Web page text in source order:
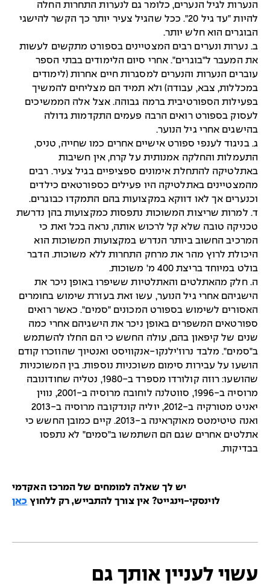
הנערות לגיל הנערים, כלומר גם לנערות התחרות החלה
להיות "עד גיל 20". ככל שהגיל צעיר יותר כך הקשר להישגי
הבוגרים הוא חלש יותר.
ב. נערות ונערים רבים המצטיינים בספורט מתקשים לעשות
את המעבר ל"בוגרים". אחרי סיום הלימודים בבתי הספר
עוברים הנערות והנערים למסגרות חיים אחרות (לימודים
במכללות, צבא, עבודה) ולא תמיד הם מצליחים להמשיך
בפעילות הספורטיבית ברמה גבוהה. אצל אלה הממשיכים
לעסוק בספורט רואים הרבה פעמים התקדמות גדולה
בהישגים אחרי גיל הנוער.
ג. בניגוד לענפי ספורט אישיים אחרים כמו שחייה, טניס,
התעמלות והחלקה אמנותית על קרח, אין חשיבות
באתלטיקה להתחלת אימונים ספציפיים בגיל צעיר. רבים
מהמצטיינים באתלטיקה היו פעילים כספורטאים כילדים
וכנערים אך לאו דווקא במקצועות בהם התמקדו כבוגרים.
ד. למרות שריצות המשוכות נתפסות כמקצועות בהן נדרשת
טכניקה טובה שלא קל לרכוש אותה, נראה בכל זאת כי
המרכיב החשוב ביותר הנדרש במקצועות המשוכות הוא
היכולת לרוץ מהר את מרחק התחרות ללא משוכות. הדבר
בולט במיוחד בריצת 400 מ' משוכות.
ה. חלק מהאתלטים והאתלטיות ששיפרו באופן ניכר את
הישגיהם אחרי גיל הנוער, עשו זאת בעזרת שימוש בחומרים
האסורים לשימוש בספורט המכונים "סמים". כאשר רואים
ספורטאים המשפרים באופן ניכר את הישגיהם אחרי כמה
שנים של קיפאון בהם, עולה החשש כי הם החלו להשתמש
ב"סמים". מלבד נרוז'ילנקו-אנקוויסט ואנטיוך שהוזכרו קודם
הושעו על עבירות סימום משוכניות נוספות. בין המשוכניות
שהושעו: רוזה קולורדו מספרד ב-1980, נטליה שחודונובה
מרוסיה ב-1996, סווטלנה לוחובה מרוסיה ב-2001, נווין
יאניט מטורקיה ב-2012, יוליה קונדקובה מרוסיה ב-2013
ואנה טיטימטס מאוקראינה ב-2013. קיים כמובן החשש כי
אתלטים אחרים שגם הם השתמשו ב"סמים" לא נתפסו
בבדיקות.
יש לך שאלה למומחים של המרכז האקדמי
לוינסקי-וינגייט? אין צורך להתבייש, רק ללחוץ כאן
עשוי לעניין אותך גם